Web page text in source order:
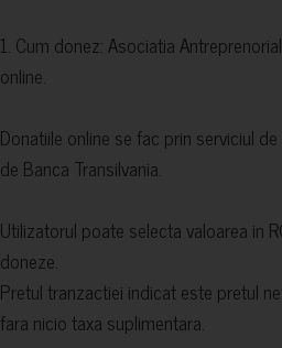
1. Cum donez: Asociatia
online.
Donatiile online se fac prin serviciul
de Banca Transilvania.
Utilizatorul poate selecta valoarea in
doneze.
Pretul tranzactiei indicat este pretul
fara nicio taxa suplimentara.